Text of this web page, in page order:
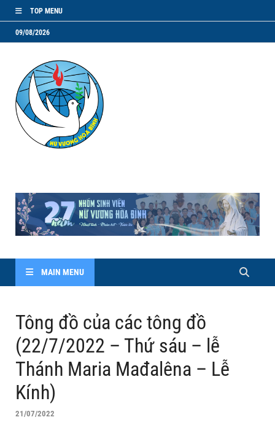
TOP MENU
09/08/2026
MAIN MENU
Tông đồ của các tông đồ
(22/7/2022 – Thứ sáu – lễ
Thánh Maria Mađalêna – Lễ
Kính)
21/07/2022